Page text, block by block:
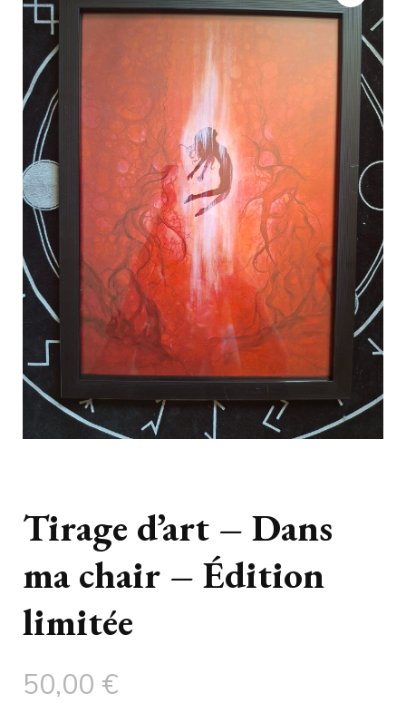
Tirage d’art – Dans
ma chair – Édition
limitée
50,00 €